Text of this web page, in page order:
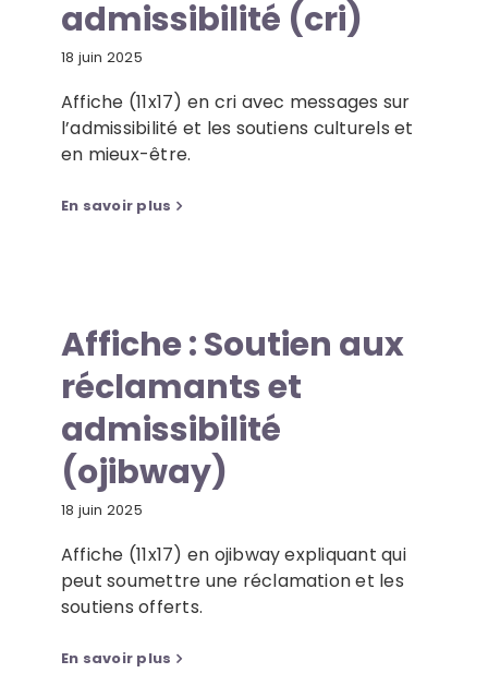
admissibilité (cri)
18 juin 2025
Affiche (11x17) en cri avec messages sur
l’admissibilité et les soutiens culturels et
en mieux-être.
En savoir plus
Affiche : Soutien aux
réclamants et
admissibilité
(ojibway)
18 juin 2025
Affiche (11x17) en ojibway expliquant qui
peut soumettre une réclamation et les
soutiens offerts.
En savoir plus